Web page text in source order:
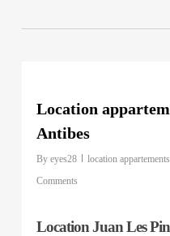
Location
Antibes
By eyes28 location
Comments
Location Juan Les